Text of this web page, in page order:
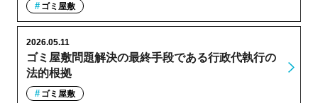
ゴミ屋敷
ゴミ屋敷問題解決の最終手段である行政代執行の
法的根拠
2026.05.11
ゴミ屋敷